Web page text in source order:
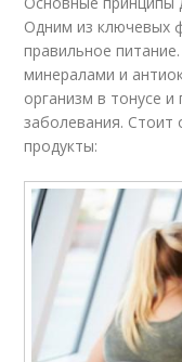
Одним из ключевых
правильное
минералами и
организм в тонусе
заболевания.
продукты: